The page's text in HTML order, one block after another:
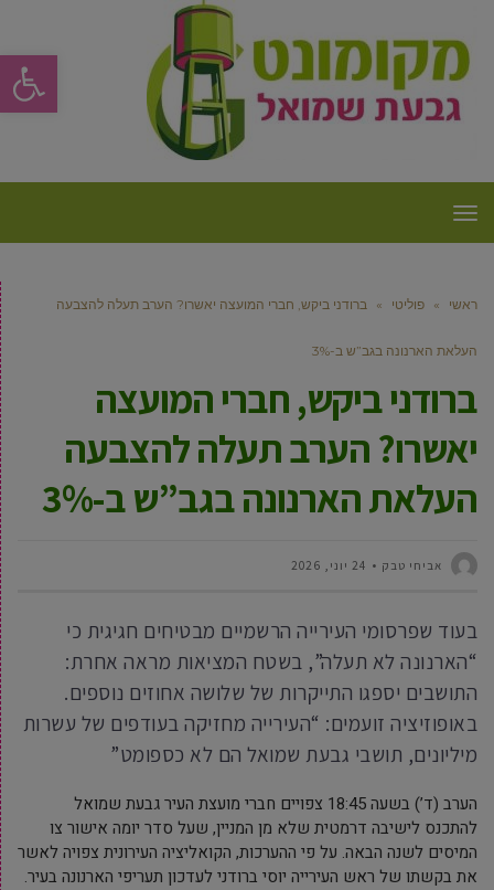
פתח
תפריט
ראשי » פוליטי » ברודני ביקש, חברי המועצה יאשרו? הערב תעלה להצבעה
העלאת הארנונה בגב”ש ב-3%
ברודני ביקש, חברי המועצה
יאשרו? הערב תעלה להצבעה
העלאת הארנונה בגב”ש ב-3%
אביחי טבק 24 יוני, 2026
בעוד שפרסומי העירייה הרשמיים מבטיחים חגיגית כי
“הארנונה לא תעלה”, בשטח המציאות מראה אחרת:
התושבים יספגו התייקרות של שלושה אחוזים נוספים.
באופוזיציה זועמים: “העירייה מחזיקה בעודפים של עשרות
מיליונים, תושבי גבעת שמואל הם לא כספומט”
הערב (ד’) בשעה 18:45 צפויים חברי מועצת העיר גבעת שמואל
להתכנס לישיבה דרמטית שלא מן המניין, שעל סדר יומה אישור צו
המיסים לשנה הבאה. על פי ההערכות, הקואליציה העירונית צפויה לאשר
את בקשתו של ראש העירייה יוסי ברודני לעדכון תעריפי הארנונה בעיר.